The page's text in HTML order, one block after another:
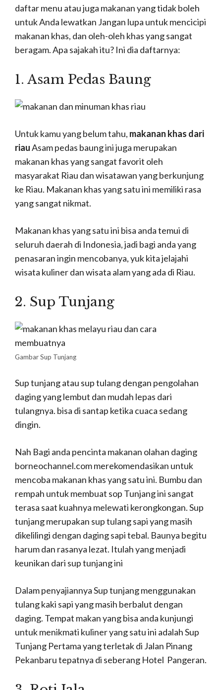
daftar menu atau juga makanan yang tidak boleh
untuk Anda lewatkan Jangan lupa untuk mencicipi
makanan khas, dan oleh-oleh khas yang sangat
beragam. Apa sajakah itu? Ini dia daftarnya:
1. Asam Pedas Baung
Untuk kamu yang belum tahu, makanan khas dari
riauAsam pedas baung ini juga merupakan
makanan khas yang sangat favorit oleh
masyarakat Riau dan wisatawan yang berkunjung
ke Riau. Makanan khas yang satu ini memiliki rasa
yang sangat nikmat.
Makanan khas yang satu ini bisa anda temui di
seluruh daerah di Indonesia, jadi bagi anda yang
penasaran ingin mencobanya, yuk kita jelajahi
wisata kuliner dan wisata alam yang ada di Riau.
2. Sup Tunjang
Gambar Sup Tunjang
Sup tunjang atau sup tulang dengan pengolahan
daging yang lembut dan mudah lepas dari
tulangnya. bisa di santap ketika cuaca sedang
dingin.
Nah Bagi anda pencinta makanan olahan daging
borneochannel.com merekomendasikan untuk
mencoba makanan khas yang satu ini. Bumbu dan
rempah untuk membuat sop Tunjang ini sangat
terasa saat kuahnya melewati kerongkongan. Sup
tunjang merupakan sup tulang sapi yang masih
dikelilingi dengan daging sapi tebal. Baunya begitu
harum dan rasanya lezat. Itulah yang menjadi
keunikan dari sup tunjang ini
Dalam penyajiannya Sup tunjang menggunakan
tulang kaki sapi yang masih berbalut dengan
daging. Tempat makan yang bisa anda kunjungi
untuk menikmati kuliner yang satu ini adalah Sup
Tunjang Pertama yang terletak di Jalan Pinang
Pekanbaru tepatnya di seberang Hotel Pangeran.